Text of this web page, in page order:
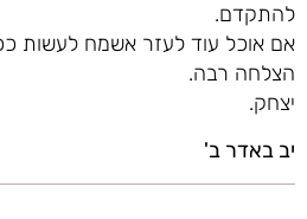
להתקדם.
אם אוכל עוד לעזר אשמח לעשות
הצלחה רבה.
יצחק.
יב באדר ב'